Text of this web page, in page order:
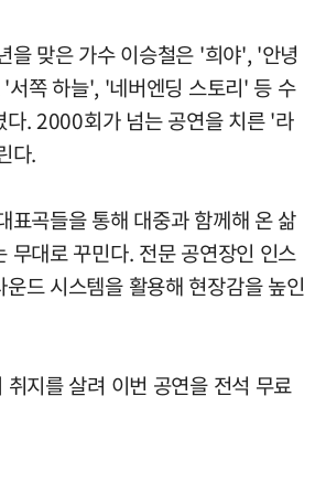
을 맞은 가수 이승철은 '희야', '안녕
서쪽 하늘', '네버엔딩 스토리' 등 수
다. 2000회가 넘는 공연을 치른 '라
다.
표곡들을 통해 대중과 함께해 온 삶
무대로 꾸민다. 전문 공연장인 인스
드 시스템을 활용해 현장감을 높인
지를 살려 이번 공연을 전석 무료